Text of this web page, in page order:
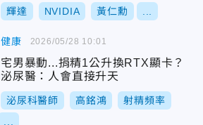
輝達 NVIDIA 黃仁勳
健康
宅男暴動...捐精1公升換RTX顯卡？
泌尿醫：人會直接升天
泌尿科醫師 高銘鴻 射精頻率
2026/05/28 10:01